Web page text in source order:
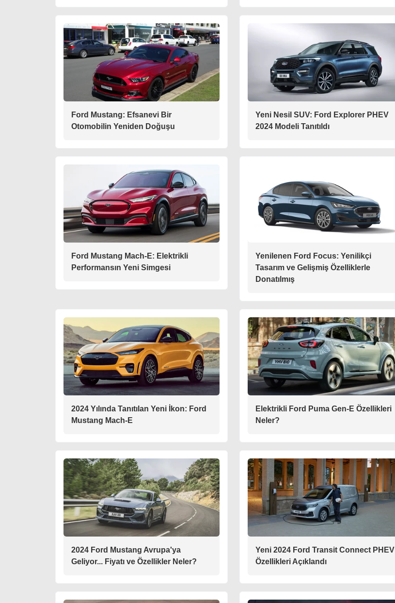
Ford Mustang: Efsanevi Bir
Otomobilin Yeniden Doğuşu
Yeni Nesil SUV: Ford Explorer PHEV
2024 Modeli Tanıtıldı
Ford Mustang Mach-E: Elektrikli
Performansın Yeni Simgesi
Yenilenen Ford Focus: Yenilikçi
Tasarım ve Gelişmiş Özelliklerle
Donatılmış
2024 Yılında Tanıtılan Yeni İkon: Ford
Mustang Mach-E
Elektrikli Ford Puma Gen-E Özellikleri
Neler?
2024 Ford Mustang Avrupa'ya
Geliyor... Fiyatı ve Özellikler Neler?
Yeni 2024 Ford Transit Connect PHEV
Özellikleri Açıklandı